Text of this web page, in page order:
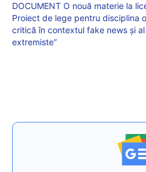
DOCUMENT O nouă materie la
Proiect de lege pentru disciplina
critică în contextul fake news şi
extremiste”